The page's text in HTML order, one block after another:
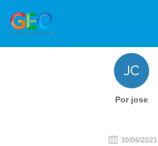
Por jose
30/06/2021